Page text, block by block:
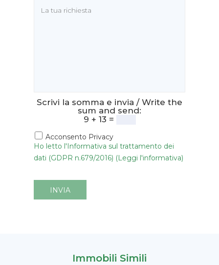
Scrivi la somma e invia / Write the
sum and send:
9 + 13 =
Acconsento Privacy
Ho letto l'Informativa sul trattamento dei
dati (GDPR n.679/2016) (Leggi l'informativa)
INVIA
Immobili Simili